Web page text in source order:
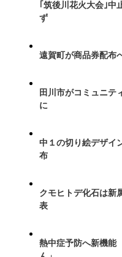
｢筑後川花火大会｣
ず
遠賀町が商品券配布
田川市がコミュニ
に
中１の切り絵デザイ
布
クモヒトデ化石は
表
熱中症予防へ新機能